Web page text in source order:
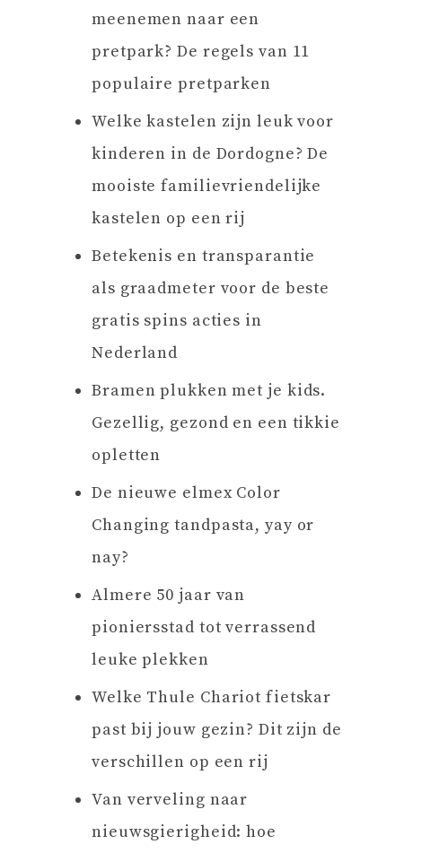
meenemen naar een
pretpark? De regels van 11
populaire pretparken
Welke kastelen zijn leuk voor
kinderen in de Dordogne? De
mooiste familievriendelijke
kastelen op een rij
Betekenis en transparantie
als graadmeter voor de beste
gratis spins acties in
Nederland
Bramen plukken met je kids.
Gezellig, gezond en een tikkie
opletten
De nieuwe elmex Color
Changing tandpasta, yay or
nay?
Almere 50 jaar van
pioniersstad tot verrassend
leuke plekken
Welke Thule Chariot fietskar
past bij jouw gezin? Dit zijn de
verschillen op een rij
Van verveling naar
nieuwsgierigheid: hoe